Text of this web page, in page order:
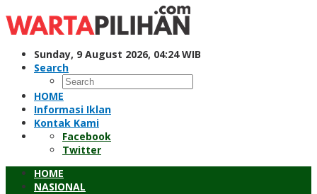
to
content
Sunday, 9 August 2026, 04:24 WIB
Search
HOME
Informasi Iklan
Kontak Kami
Facebook
Twitter
HOME
NASIONAL